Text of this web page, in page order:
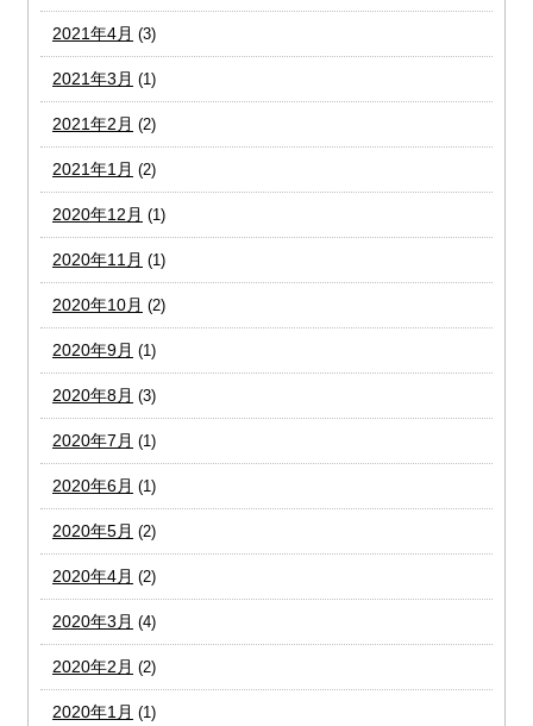
2021年4月 (3)
2021年3月 (1)
2021年2月 (2)
2021年1月 (2)
2020年12月 (1)
2020年11月 (1)
2020年10月 (2)
2020年9月 (1)
2020年8月 (3)
2020年7月 (1)
2020年6月 (1)
2020年5月 (2)
2020年4月 (2)
2020年3月 (4)
2020年2月 (2)
2020年1月 (1)